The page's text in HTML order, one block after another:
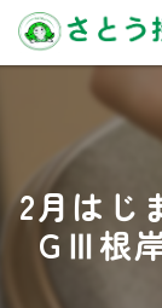
2月はじ
GⅢ根